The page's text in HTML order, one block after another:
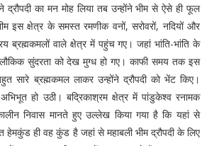
द्रौपदी का मन मोह लिया तब उन्होंने भीम से ऐसे ही फूल
इस क्षेत्र के समस्त रमणीक वनों, सरोवरों, नदियों और
ब्रह्मकमलों वाले क्षेत्र में पहुंच गए। जहां भांति-भांति के
सुंदरता को देख मुग्ध हो गए। काफी समय तक इस
सारे ब्रह्मकमल लाकर उन्होंने द्रौपदी को भेंट किए।
हो उठी। बद्रिकाश्रम क्षेत्र में पांडुकेश्व रनामक
निवास मानते हुए उल्लेख किया गया है कि यहां से
हेमकुंड ही वह कुंड है जहां से महाबली भीम द्रौपदी के लिए